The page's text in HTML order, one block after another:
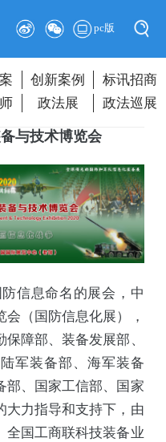
pc版
创新案例
标讯招商
政法展 政法巡展
与技术博览会
信息命名的展会，中
（国防信息化展），
障部、装备发展部、
军装备部、海军装备
部、国家工信部、国家
大力指导和支持下，由
全国工商联科技装备业